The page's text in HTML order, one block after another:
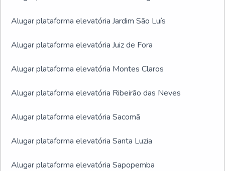
Alugar plataforma elevatória Jardim São Luís
Alugar plataforma elevatória Juiz de Fora
Alugar plataforma elevatória Montes Claros
Alugar plataforma elevatória Ribeirão das Neves
Alugar plataforma elevatória Sacomã
Alugar plataforma elevatória Santa Luzia
Alugar plataforma elevatória Sapopemba